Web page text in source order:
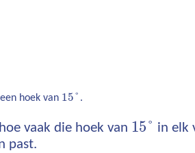
hoek van 15° .
vaak die hoek van 15° in elk
past.